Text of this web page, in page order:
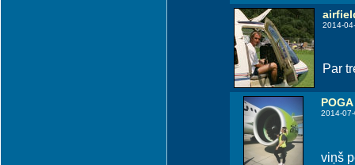
2014-
Par
POGA
2014-
viņš